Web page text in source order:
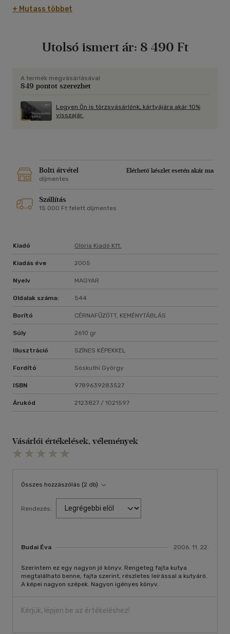
állatokkal illetve az emberekkel szembeni viselkedésüket is.A
szöveg tanácsokat ad a nevelésükhöz éppúgy, mint az egyes
kutyáról, és ahol ez lehetséges volt, a munkakutyák munka
+ Mutass többet
Utolsó ismert ár: 8 490 Ft
A termék megvásárlásával
849 pontot szerezhet
Legyen Ön is törzsvásárlónk, kártyájára akár 10%
visszajár.
Bolti átvétel
Elérhető készlet esetén akár ma
díjmentes
Szállítás
15 000 Ft felett díjmentes
Kiadó Glória Kiadó Kft.
Kiadás éve 2005
Nyelv MAGYAR
Oldalak száma: 544
Borító CÉRNAFŰZÖTT, KEMÉNYTÁBLÁS
Súly 2610 gr
Illusztráció SZÍNES KÉPEKKEL
Fordító Sóskuthi György
ISBN 9789639283527
Árukód 2123827 / 1021597
Vásárlói értékelések, vélemények
Összes hozzászólás (2 db)
Rendezés:
Budai Éva 2006. 11. 22.
Szerintem ez egy nagyon jó könyv. Rengeteg fajta kutya
megtalálható benne, fajta szerint, részletes leírással a kutyáró.
A képei nagyon szépek. Nagyon igényes könyv.
Kérjük, lépjen be az értékeléshez!